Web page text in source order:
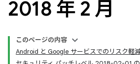
2018 年 2 月
このページの内容
Android と Google サービスでのリスク軽